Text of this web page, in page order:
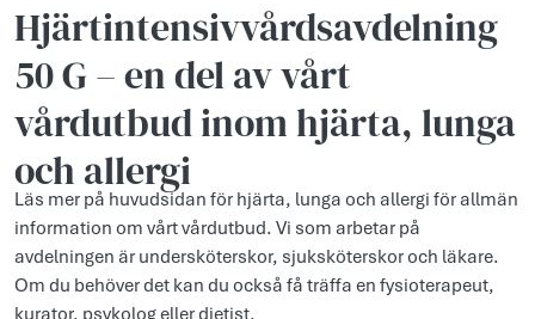
Hjärtintensivvårds­avdelning
50 G – en del av vårt
vårdutbud inom hjärta, lunga
och allergi
Läs mer på huvudsidan för hjärta, lunga och allergi för allmän
information om vårt vårdutbud. Vi som arbetar på
avdelningen är undersköterskor, sjuksköterskor och läkare.
Om du behöver det kan du också få träffa en fysioterapeut,
kurator, psykolog eller dietist.